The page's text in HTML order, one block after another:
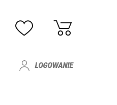
LOGOWANIE